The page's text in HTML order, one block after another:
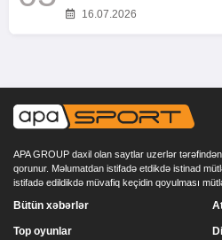
16.07.2026
APA GROUP daxil olan saytlar uzerlər
qorunur. Məlumatdan istifadə etdikdə istinad
istifadə edildikdə müvafiq keçidin qoyulması
Bütün xəbərlər
Top oyunlar